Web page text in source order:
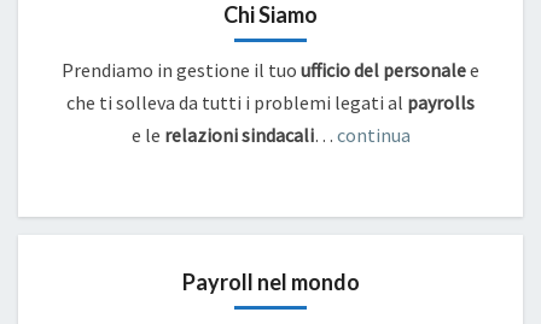
Chi Siamo
Prendiamo in gestione il tuo ufficio del personalee
che ti solleva da tutti i problemi legati al payrolls
e le relazioni sindacali… continua
Payroll nel mondo